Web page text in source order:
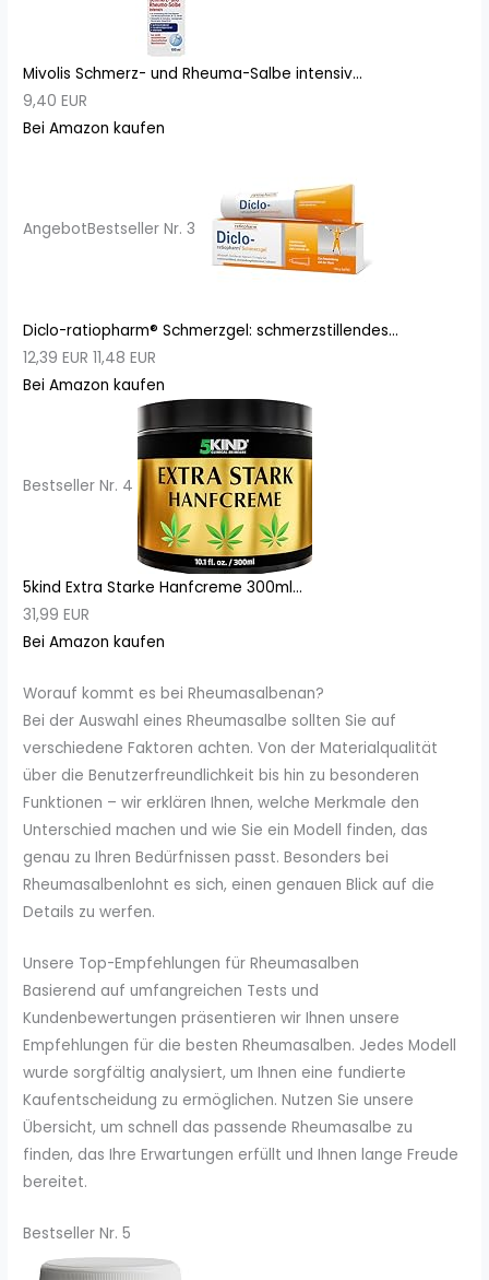
Mivolis Schmerz- und Rheuma-Salbe intensiv...
9,40 EUR
Bei Amazon kaufen
AngebotBestseller Nr. 3
Diclo-ratiopharm® Schmerzgel: schmerzstillendes...
12,39 EUR 11,48 EUR
Bei Amazon kaufen
Bestseller Nr. 4
5kind Extra Starke Hanfcreme 300ml...
31,99 EUR
Bei Amazon kaufen
Worauf kommt es bei Rheumasalbenan?
Bei der Auswahl eines Rheumasalbe sollten Sie auf
verschiedene Faktoren achten. Von der Materialqualität
über die Benutzerfreundlichkeit bis hin zu besonderen
Funktionen – wir erklären Ihnen, welche Merkmale den
Unterschied machen und wie Sie ein Modell finden, das
genau zu Ihren Bedürfnissen passt. Besonders bei
Rheumasalbenlohnt es sich, einen genauen Blick auf die
Details zu werfen.
Unsere Top-Empfehlungen für Rheumasalben
Basierend auf umfangreichen Tests und
Kundenbewertungen präsentieren wir Ihnen unsere
Empfehlungen für die besten Rheumasalben. Jedes Modell
wurde sorgfältig analysiert, um Ihnen eine fundierte
Kaufentscheidung zu ermöglichen. Nutzen Sie unsere
Übersicht, um schnell das passende Rheumasalbe zu
finden, das Ihre Erwartungen erfüllt und Ihnen lange Freude
bereitet.
Bestseller Nr. 5